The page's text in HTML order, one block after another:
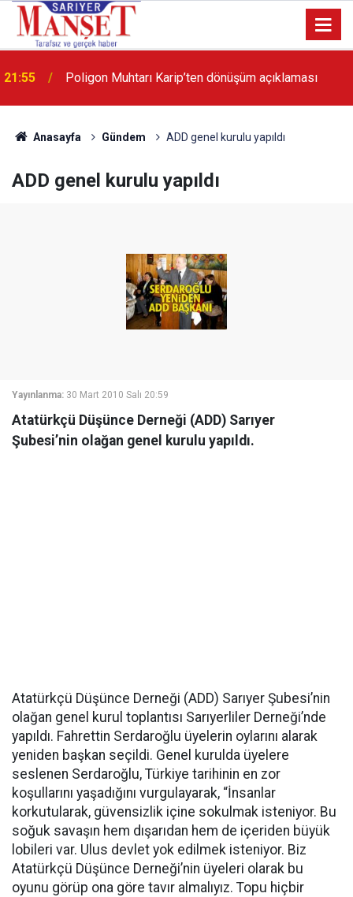
21:55 Poligon Muhtarı Karip’ten dönüşüm açıklaması
13:36 'Poligon'da İstanbul'a örnek proje gerçekleştirilecek'
Anasayfa Gündem ADD genel kurulu yapıldı
ADD genel kurulu yapıldı
Yayınlanma: 30 Mart 2010 Salı 20:59
Atatürkçü Düşünce Derneği (ADD) Sarıyer
Şubesi’nin olağan genel kurulu yapıldı.
Atatürkçü Düşünce Derneği (ADD) Sarıyer Şubesi’nin
olağan genel kurul toplantısı Sarıyerliler Derneği’nde
yapıldı. Fahrettin Serdaroğlu üyelerin oylarını alarak
yeniden başkan seçildi. Genel kurulda üyelere
seslenen Serdaroğlu, Türkiye tarihinin en zor
koşullarını yaşadığını vurgulayarak, “İnsanlar
korkutularak, güvensizlik içine sokulmak isteniyor. Bu
soğuk savaşın hem dışarıdan hem de içeriden büyük
lobileri var. Ulus devlet yok edilmek isteniyor. Biz
Atatürkçü Düşünce Derneği’nin üyeleri olarak bu
oyunu görüp ona göre tavır almalıyız. Topu hiçbir